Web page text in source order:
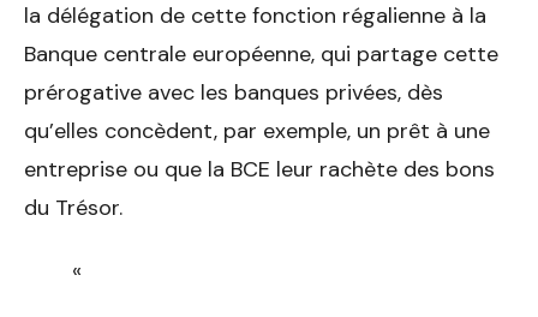
la délégation de cette fonction régalienne à la
Banque centrale européenne, qui partage cette
prérogative avec les banques privées, dès
qu’elles concèdent, par exemple, un prêt à une
entreprise ou que la BCE leur rachète des bons
du Trésor.
«